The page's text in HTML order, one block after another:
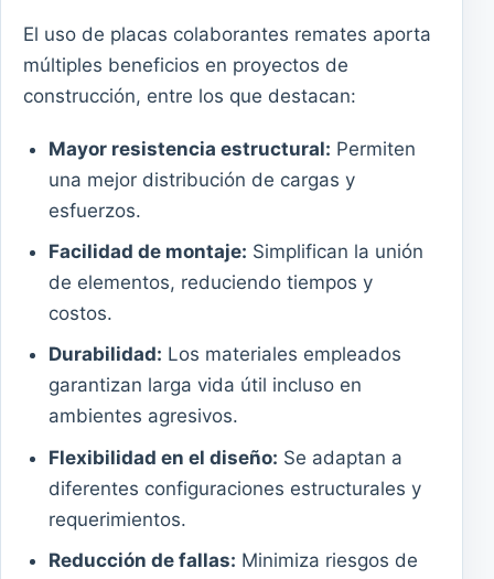
El uso de placas colaborantes remates aporta
múltiples beneficios en proyectos de
construcción, entre los que destacan:
Mayor resistencia estructural: Permiten
una mejor distribución de cargas y
esfuerzos.
Facilidad de montaje: Simplifican la unión
de elementos, reduciendo tiempos y
costos.
Durabilidad: Los materiales empleados
garantizan larga vida útil incluso en
ambientes agresivos.
Flexibilidad en el diseño: Se adaptan a
diferentes configuraciones estructurales y
requerimientos.
Reducción de fallas: Minimiza riesgos de